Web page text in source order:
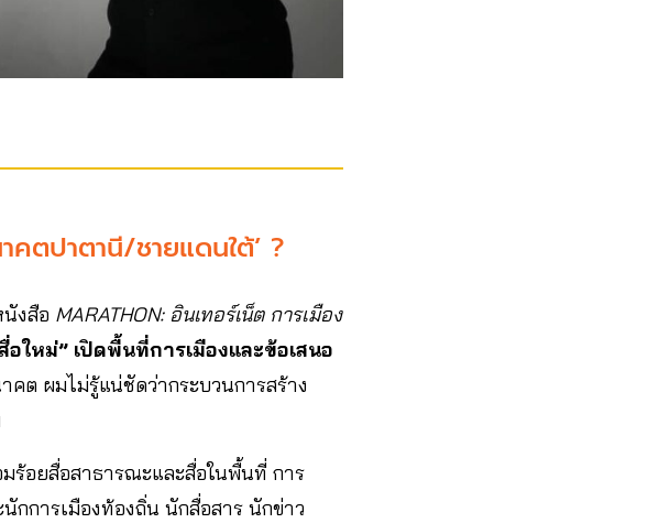
ตปาตานี/ชายแดนใต้’ ?
งสือ MARATHON: อินเทอร์เน็ต การเมือง
สื่อใหม่” เปิดพื้นที่การเมืองและข้อเสนอ
ต ผมไม่รู้แน่ชัดว่ากระบวนการสร้าง
ร้อยสื่อสาธารณะและสื่อในพื้นที่ การ
กการเมืองท้องถิ่น นักสื่อสาร นักข่าว